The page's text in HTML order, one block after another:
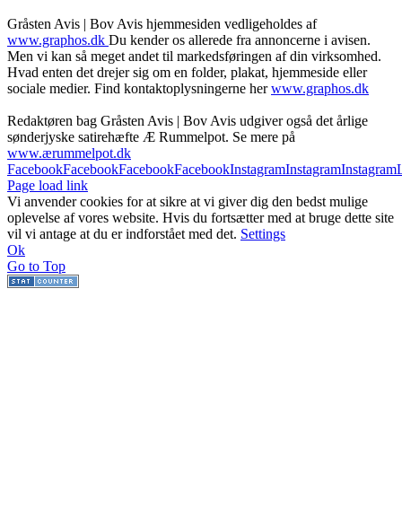
Gråsten Avis | Bov Avis hjemmesiden vedligeholdes af
www.graphos.dk Du kender os allerede fra annoncerne i avisen.
Men vi kan så meget andet til markedsføringen af din virksomhed.
Hvad enten det drejer sig om en folder, plakat, hjemmeside eller
sociale medier. Find kontaktoplysningerne herwww.graphos.dk
Redaktøren bag Gråsten Avis | Bov Avis udgiver også det årlige
sønderjyske satirehæfte Æ Rummelpot. Se mere på
www.ærummelpot.dk
FacebookFacebookFacebookFacebookInstagramInstagramInstagram
Page load link
Vi anvender cookies for at sikre at vi giver dig den bedst mulige
oplevelse af vores website. Hvis du fortsætter med at bruge dette site
vil vi antage at du er indforstået med det. Settings
Ok
Go to Top